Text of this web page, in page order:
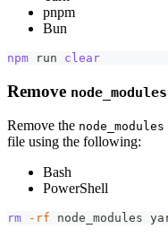
pnpm
Bun
npm run clear
Remove node_modules
Remove the node_modules
file using the following:
Bash
PowerShell
rm -rf node_modules